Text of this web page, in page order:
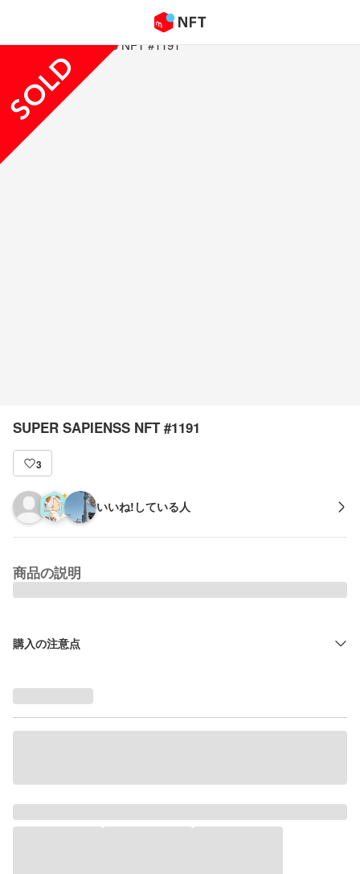
SUPER SAPIENSS NFT #1191
3
いいね!している人
商品の説明
購入の注意点